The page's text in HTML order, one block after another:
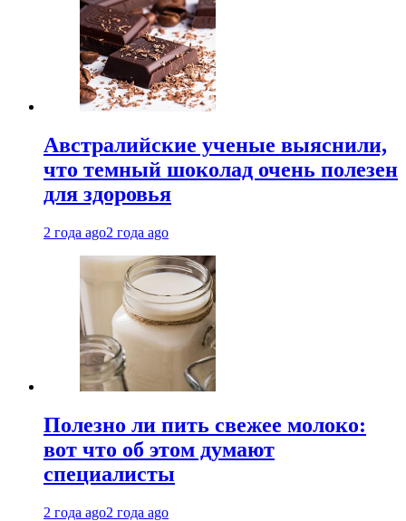
Австралийские ученые выяснили,
что темный шоколад очень полезен
для здоровья
2 года ago2 года ago
Полезно ли пить свежее молоко:
вот что об этом думают
специалисты
2 года ago2 года ago